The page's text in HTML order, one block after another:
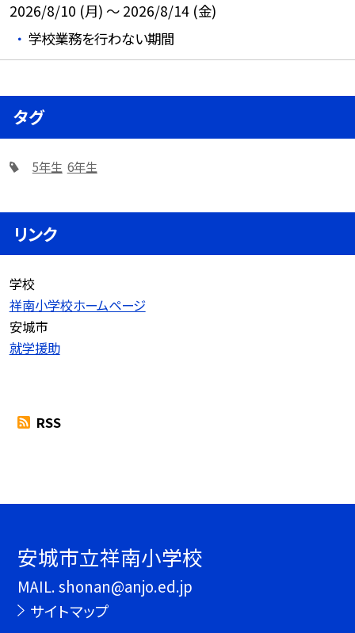
2026/8/10 (月) ～ 2026/8/14 (金)
学校業務を行わない期間
タグ
5年生 6年生
リンク
学校
祥南小学校ホームページ
安城市
就学援助
RSS
安城市立祥南小学校
MAIL. shonan@anjo.ed.jp
サイトマップ